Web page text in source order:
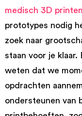
medisch 3D printen
prototypes nodig
zoek naar
staan voor je
weten dat we
opdrachten
ondersteunen van